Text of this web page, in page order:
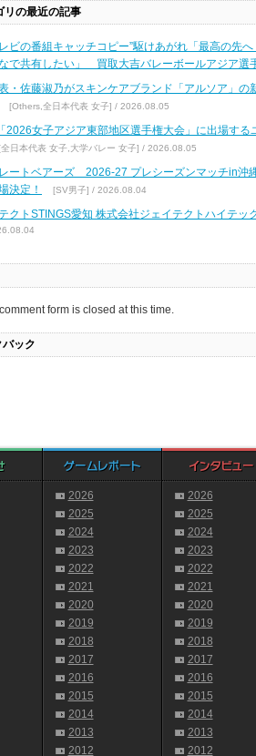
リの最近の記事
ビの番組キャッチコピー”駆けあがれ「最高の先
で共有したい」 買取大吉バレーボールアジア選
・佐藤淑乃がスキンケアブランド「アルソア」
[Others,全日本代表 女子] / 2026.08.05
2026女子アジア東部地区選手権大会」に出場す
日本代表 女子,大学バレー 女子] / 2026.08.05
ートベアーズ 2026-27 プレシーズンマッチin沖
決定！
[SV男子] / 2026.08.04
クトSTINGS愛知 株式会社ジェイテクトハイテ
form is closed at this time.
バック
2026
2025
2024
2023
2022
2021
2020
2019
2018
2017
2016
2015
2014
2013
2012
2026
2025
2024
2023
2022
2021
2020
2019
2018
2017
2016
2015
2014
2013
2012